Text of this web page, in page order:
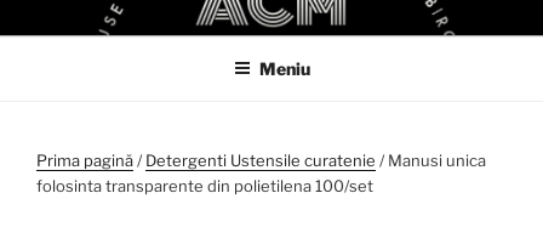
la
ACM
ACM VIRTUAL SHOP
Meniu
Prima pagină/Detergenti Ustensile curatenie / Manusi unica
folosinta transparente din polietilena 100/set